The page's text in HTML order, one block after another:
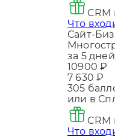
CRM
Что
Сайт-
за 5 дней
10900 ₽
7 630 ₽
305
или в
CRM
Что